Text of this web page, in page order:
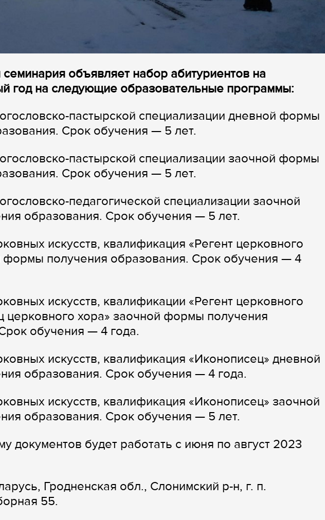
объявляет набор абитуриентов на
год на следующие образовательные программы:
пастырской специализации дневной формы
Срок обучения — 5 лет.
пастырской специализации заочной формы
Срок обучения — 5 лет.
педагогической специализации заочной
образования. Срок обучения — 5 лет.
искусств, квалификация «Регент церковного
формы получения образования. Срок обучения — 4
искусств, квалификации «Регент церковного
церковного хора» заочной формы получения
обучения — 4 года.
искусств, квалификация «Иконописец» дневной
образования. Срок обучения — 4 года.
искусств, квалификация «Иконописец» заочной
образования. Срок обучения — 5 лет.
документов будет работать с июня по август 2023
Гродненская обл., Слонимский р-н, г. п.
55.